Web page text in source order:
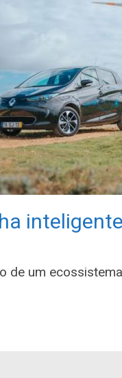
inteligente
de um